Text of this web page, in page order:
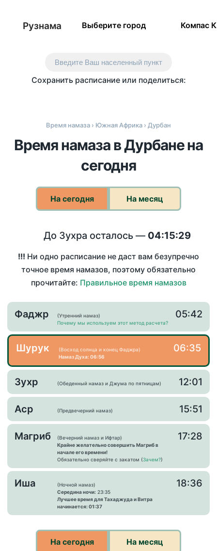
Рузнама Выберите город Компас
Введите Ваш населенный пункт
Сохранить расписание или поделиться:
Время намаза › Южная Африка › Дурбан
Время намаза в Дурбане на
сегодня
На сегодня На месяц
До Зухра осталось — 04:15:29
!!! Ни одно расписание не даст вам безупречно
точное время намазов, поэтому обязательно
прочитайте: Правильное время намазов
Фаджр
(Утренний намаз)
Почему мы используем этот метод расчета?
05:42
Шурук
(Восход солнца и конец Фаджра)
Намаз Духа: 06:56
06:35
Зухр (Обеденный намаз и Джума по пятницам) 12:01
Аср (Предвечерний намаз) 15:51
Магриб
(Вечерний намаз и Ифтар)
Крайне желательно совершить Магриб в
начале его времени!
Обязательно сверяйте с закатом (Зачем?)
17:28
Иша
(Ночной намаз)
Середина ночи: 23:35
Лучшее время для Тахаджуда и Витра
начинается: 01:37
18:36
На сегодня На месяц